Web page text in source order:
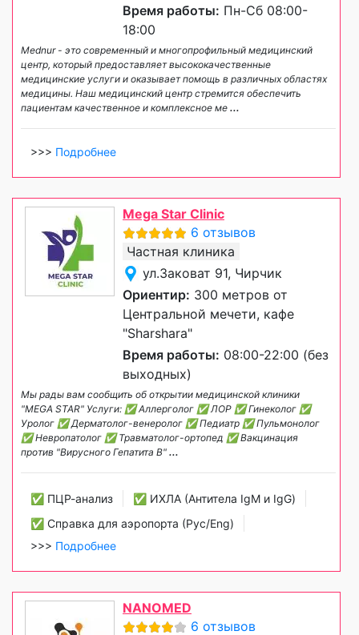
Время работы: Пн-Сб 08:00-
18:00
Mednur - это современный и многопрофильный медицинский
центр, который предоставляет высококачественные
медицинские услуги и оказывает помощь в различных областях
медицины. Наш медицинский центр стремится обеспечить
пациентам качественное и комплексное ме ...
>>> Подробнее
Mega Star Clinic
6 отзывов
Частная клиника
ул.Заковат 91, Чирчик
Ориентир: 300 метров от
Центральной мечети, кафе
"Sharshara"
Время работы: 08:00-22:00 (без
выходных)
Мы рады вам сообщить об открытии медицинской клиники
"MEGA STAR" Услуги: ✅ Аллерголог ✅ ЛОР ✅ Гинеколог ✅
Уролог ✅ Дерматолог-венеролог ✅ Педиатр ✅ Пульмонолог
✅ Невропатолог ✅ Травматолог-ортопед ✅ Вакцинация
против "Вирусного Гепатита B" ...
✅ ПЦР-анализ
✅ ИХЛА (Антитела IgM и IgG)
✅ Справка для аэропорта (Рус/Eng)
>>> Подробнее
NANOMED
6 отзывов